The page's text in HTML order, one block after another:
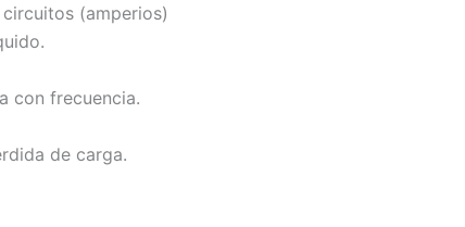
(amperios)
con frecuencia.
de carga.